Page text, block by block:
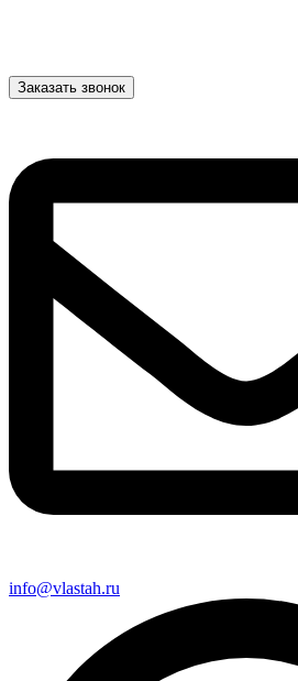
Заказать звонок
info@vlastah.ru